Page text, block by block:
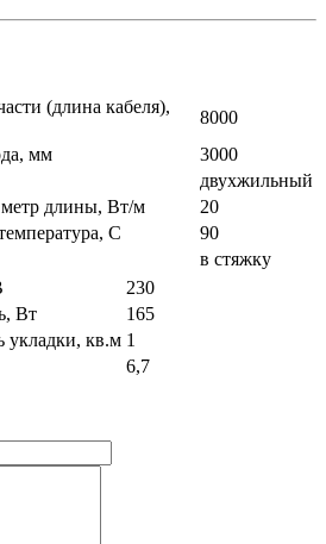
(длина кабеля),
8000
мм
3000
двухжильный
длины, Вт/м
20
С
90
в стяжку
230
Вт
165
укладки, кв.м 1
6,7